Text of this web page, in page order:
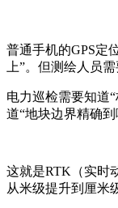
普通手机的GPS定
上”。但测绘人员
电力巡检需要知道
道“地块边界精确到
这就是RTK（实
从米级提升到厘米